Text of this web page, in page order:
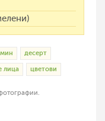
десерт
лица цветови